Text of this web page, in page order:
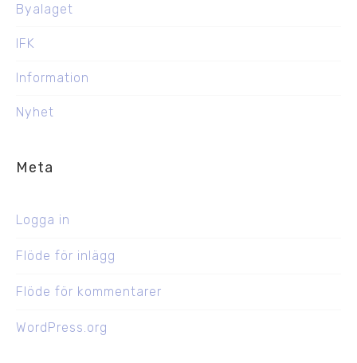
Byalaget
IFK
Information
Nyhet
Meta
Logga in
Flöde för inlägg
Flöde för kommentarer
WordPress.org